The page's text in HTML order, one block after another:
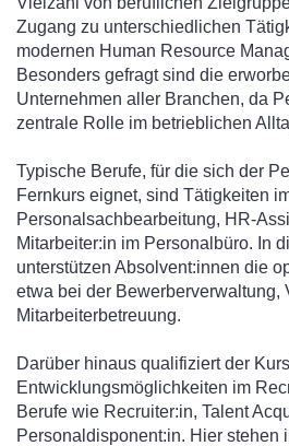
Zugang zu unterschiedlichen
modernen Human Resource
Besonders gefragt sind die
Unternehmen aller Branchen, da
zentrale Rolle im betrieblichen
Typische Berufe, für die sich der
Fernkurs eignet, sind Tätigkeiten
Personalsachbearbeitung, HR-
Mitarbeiter:in im Personalbüro. In
unterstützen Absolvent:innen die
etwa bei der Bewerberverwaltung,
Mitarbeiterbetreuung.
Darüber hinaus qualifiziert der
Entwicklungsmöglichkeiten im
Berufe wie Recruiter:in, Talent
Personaldisponent:in. Hier stehen